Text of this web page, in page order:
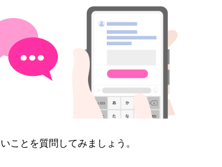
ことを質問してみましょう。